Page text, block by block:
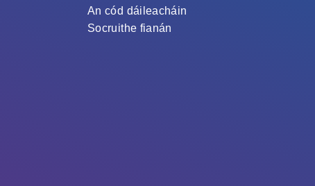
An cód dáileacháin
Socruithe fianán